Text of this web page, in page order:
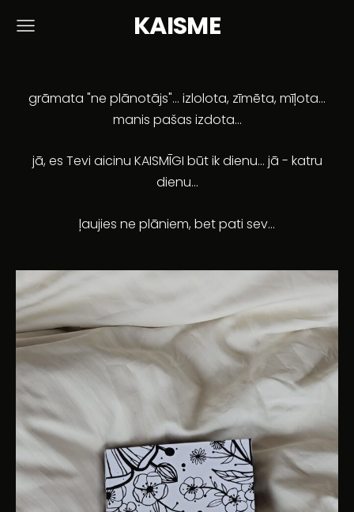
KAISME
grāmata "ne plānotājs"... izlolota, zīmēta, mīļota...
manis pašas izdota...
jā, es Tevi aicinu KAISMĪGI būt ik dienu... jā - katru
dienu...
ļaujies ne plāniem, bet pati sev...